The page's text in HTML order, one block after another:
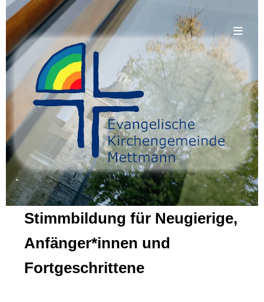
.
Stimmbildung für Neugierige,
Anfänger*innen und
Fortgeschrittene